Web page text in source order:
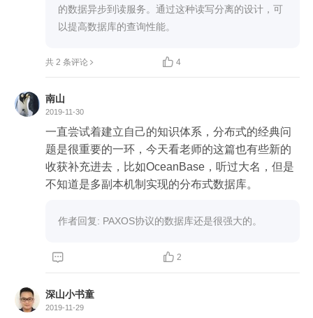
的数据异步到读服务。通过这种读写分离的设计，可
以提高数据库的查询性能。
共 2 条评论  4
南山
2019-11-30
一直尝试着建立自己的知识体系，分布式的经典问
题是很重要的一环，今天看老师的这篇也有些新的
收获补充进去，比如OceanBase，听过大名，但是
不知道是多副本机制实现的分布式数据库。
作者回复: PAXOS协议的数据库还是很强大的。
  2
深山小书童
2019-11-29